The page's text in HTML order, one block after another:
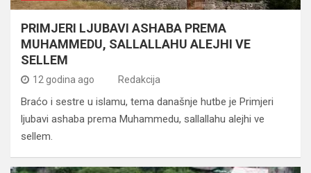
PRIMJERI LJUBAVI ASHABA PREMA
MUHAMMEDU, SALLALLAHU ALEJHI VE
SELLEM
12 godina ago Redakcija
Braćo i sestre u islamu, tema današnje hutbe je Primjeri
ljubavi ashaba prema Muhammedu, sallallahu alejhi ve
sellem.